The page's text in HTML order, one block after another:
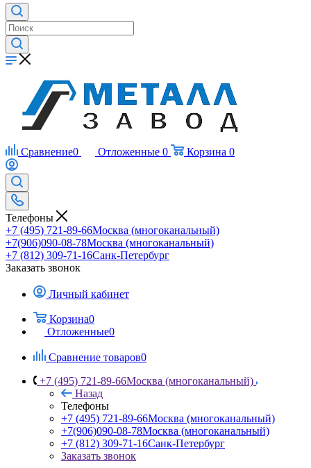
Сравнение0 Отложенные 0 Корзина 0
Телефоны
+7 (495) 721-89-66Москва (многоканальный)
+7(906)090-08-78Москва (многоканальный)
+7 (812) 309-71-16Санк-Петербург
Заказать звонок
Личный кабинет
Корзина0
Отложенные0
Сравнение товаров0
+7 (495) 721-89-66Москва (многоканальный)
Назад
Телефоны
+7 (495) 721-89-66Москва (многоканальный)
+7(906)090-08-78Москва (многоканальный)
+7 (812) 309-71-16Санк-Петербург
Заказать звонок